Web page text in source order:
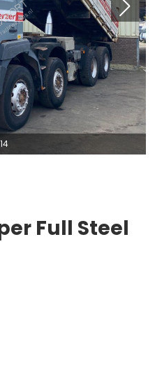
14
Full Steel